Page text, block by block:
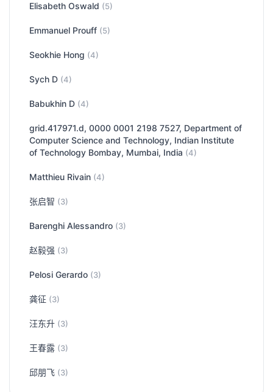
Elisabeth Oswald (5)
Emmanuel Prouff (5)
Seokhie Hong (4)
Sych D (4)
Babukhin D (4)
grid.417971.d, 0000 0001 2198 7527, Department of
Computer Science and Technology, Indian Institute
of Technology Bombay, Mumbai, India (4)
Matthieu Rivain (4)
张启智 (3)
Barenghi Alessandro (3)
赵毅强 (3)
Pelosi Gerardo (3)
龚征 (3)
汪东升 (3)
王春露 (3)
邱朋飞 (3)